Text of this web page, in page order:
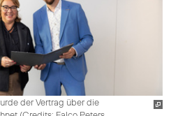
der Vertrag über die